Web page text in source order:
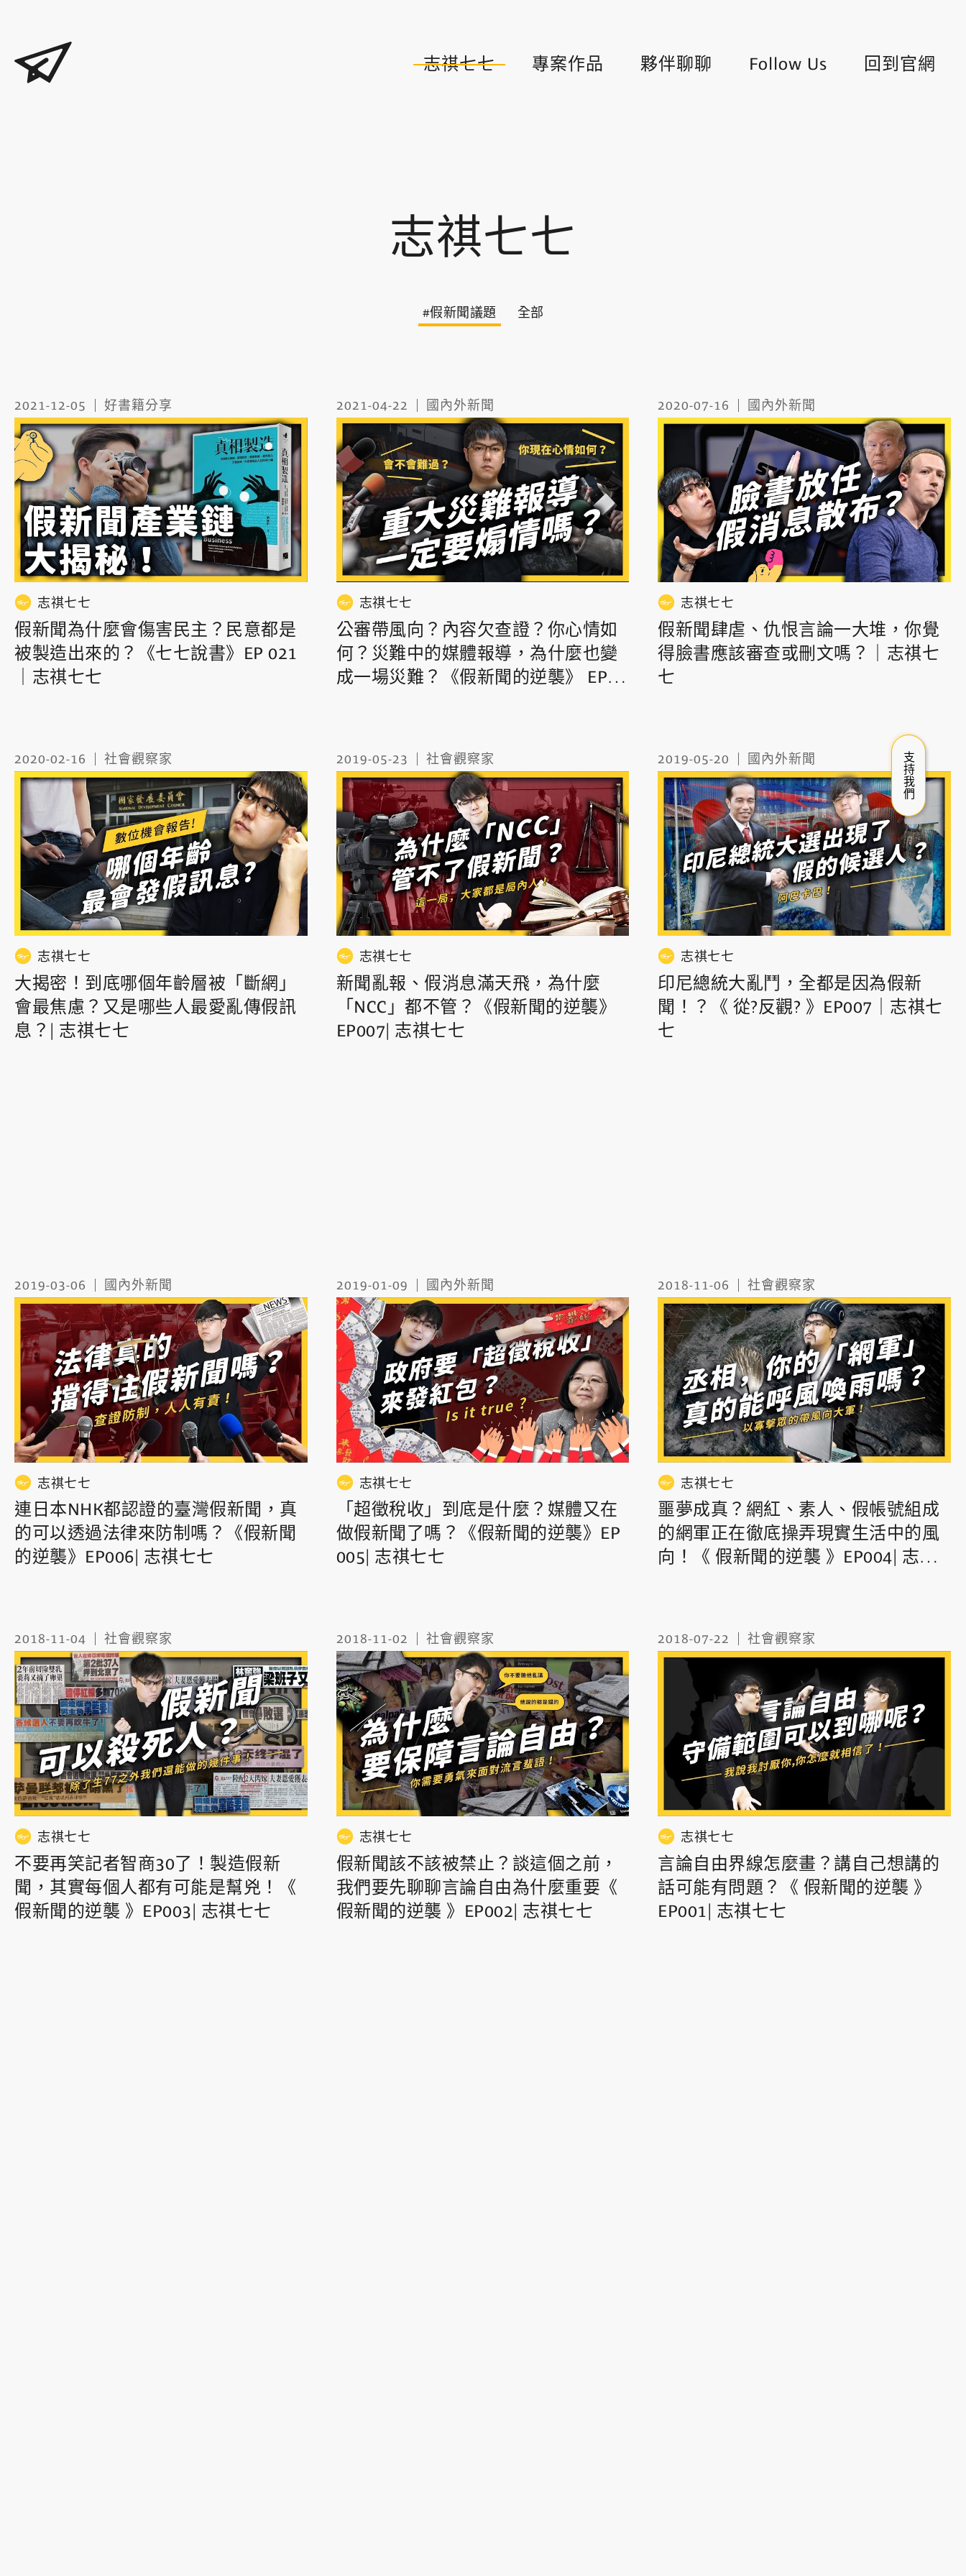
志祺七七 專案作品 夥伴聊聊 Follow Us 回到官網
志祺七七
#假新聞議題 全部
2021-12-05 好書籍分享
志祺七七
假新聞為什麼會傷害民主？民意都是
被製造出來的？《七七說書》EP 021
｜志祺七七
2021-04-22 國內外新聞
志祺七七
公審帶風向？內容欠查證？你心情如
何？災難中的媒體報導，為什麼也變
成一場災難？《假新聞的逆襲》 EP
2020-07-16 國內外新聞
志祺七七
假新聞肆虐、仇恨言論一大堆，你覺
得臉書應該審查或刪文嗎？｜志祺七
七
2020-02-16 社會觀察家
志祺七七
大揭密！到底哪個年齡層被「斷網」
會最焦慮？又是哪些人最愛亂傳假訊
息？| 志祺七七
2019-05-23 社會觀察家
志祺七七
新聞亂報、假消息滿天飛，為什麼
「NCC」都不管？《假新聞的逆襲》
EP007| 志祺七七
2019-05-20 國內外新聞
志祺七七
印尼總統大亂鬥，全都是因為假新
聞！？《 從?反觀? 》EP007｜志祺七
七
2019-03-06 國內外新聞
志祺七七
連日本NHK都認證的臺灣假新聞，真
的可以透過法律來防制嗎？《假新聞
的逆襲》EP006| 志祺七七
2019-01-09 國內外新聞
志祺七七
「超徵稅收」到底是什麼？媒體又在
做假新聞了嗎？《假新聞的逆襲》EP
005| 志祺七七
2018-11-06 社會觀察家
志祺七七
噩夢成真？網紅、素人、假帳號組成
的網軍正在徹底操弄現實生活中的風
向！《 假新聞的逆襲 》EP004| 志祺
2018-11-04 社會觀察家
志祺七七
不要再笑記者智商30了！製造假新
聞，其實每個人都有可能是幫兇！《
假新聞的逆襲 》EP003| 志祺七七
2018-11-02 社會觀察家
志祺七七
假新聞該不該被禁止？談這個之前，
我們要先聊聊言論自由為什麼重要《
假新聞的逆襲 》EP002| 志祺七七
2018-07-22 社會觀察家
志祺七七
言論自由界線怎麼畫？講自己想講的
話可能有問題？《 假新聞的逆襲 》
EP001| 志祺七七
支持我們